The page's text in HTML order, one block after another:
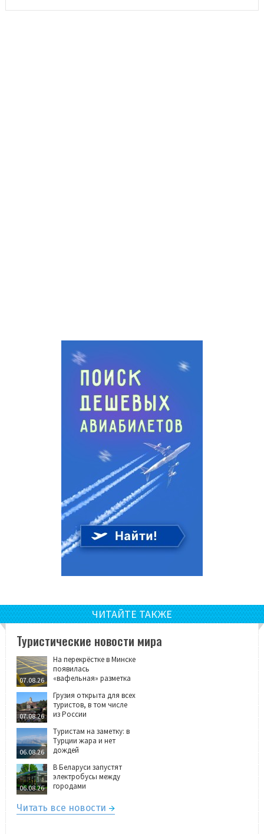
ЧИТАЙТЕ ТАКЖЕ
Туристические новости мира
07.08.26
На перекрёстке в Минске
появилась
«вафельная» разметка
07.08.26
Грузия открыта для всех
туристов, в том числе
из России
06.08.26
Туристам на заметку: в
Турции жара и нет
дождей
06.08.26
В Беларуси запустят
электробусы между
городами
Читать все новости